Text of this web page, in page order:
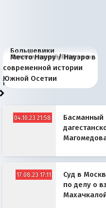
Большевики
отличаются от «Яблока»
тем, что они -
победители
Киевская марионетка
Запада рассказала о
«переобувании» хозяев
В России назрели
перемены: 15 шагов к
суверенной экономике
Миграционный пожар
Европы
Россия начинает
сбрасывать балласт
Анкориджа
Россия зимой 1904
года: первые уступки во
внутренней политике
Русская нация вчера и
сегодня
Почему правый крах в
Варшаве не поможет её
отношениям с Россией?
Место Науру / Науэро в
современной истории
Южной Осетии
04.10.23 21:58
Басманный
17.08.23 17:11
Суд в
по делу о